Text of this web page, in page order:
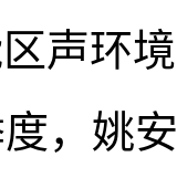
声环
， 姚